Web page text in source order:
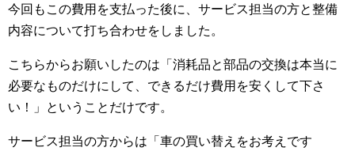
今回もこの費用を支払った後に、サービス担当の方と整備
内容について打ち合わせをしました。
こちらからお願いしたのは「消耗品と部品の交換は本当に
必要なものだけにして、できるだけ費用を安くして下さ
い！」ということだけです。
サービス担当の方からは「車の買い替えをお考えです